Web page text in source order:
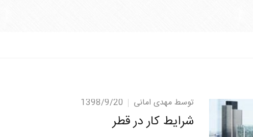
توسط مهدی امانی 1398/9/20
شرایط کار در قطر